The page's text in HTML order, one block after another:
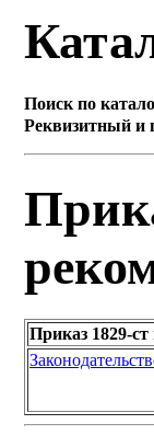
Поиск по
Реквизитный и
Приказ 1829-